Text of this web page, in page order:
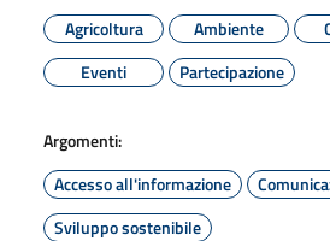
Agricoltura
Ambiente
Eventi
Partecipazione
Argomenti:
Accesso all'informazione
Sviluppo sostenibile